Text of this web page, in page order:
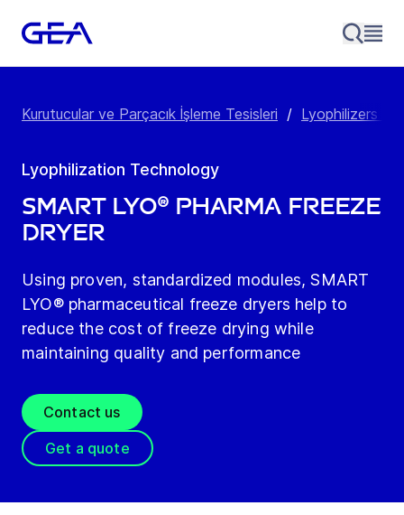
Kurutucular ve Parçacık İşleme Tesisleri / Lyophilizers
Lyophilization Technology
SMART LYO® Pharma Freeze
Dryer
Using proven, standardized modules, SMART
LYO® pharmaceutical freeze dryers help to
reduce the cost of freeze drying while
maintaining quality and performance
Contact us
Get a quote